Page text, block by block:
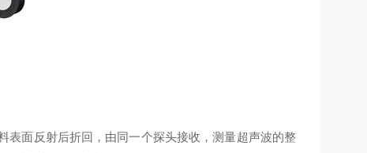
面反射后折回，由同一个探头接收，测量超声波的整